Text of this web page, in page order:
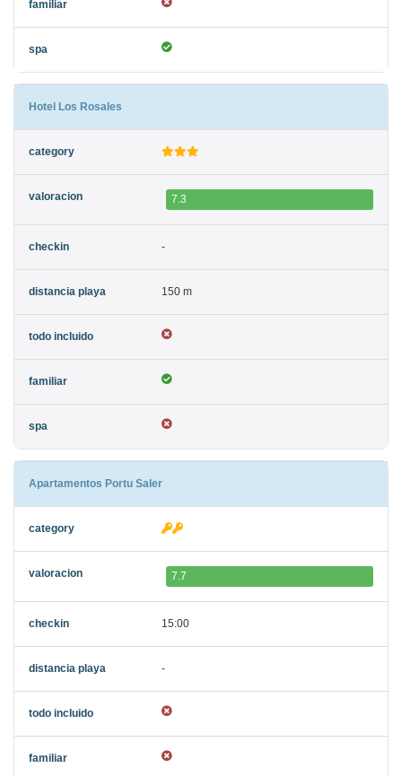
Hotel Los Rosales
7.3
-
150 m
Apartamentos Portu Saler
7.7
15:00
-